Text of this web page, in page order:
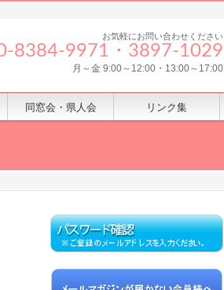
お気軽にお問い合わせください
8384‐9971・3897-1029
月～金 9:00～12:00・13:00～17:00
同窓会・県人会 リンク集